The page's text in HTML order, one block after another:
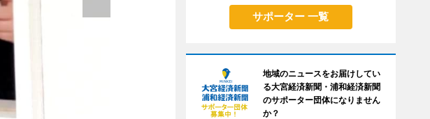
サポーター 一覧
地域のニュースをお届けしてい
る大宮経済新聞・浦和経済新聞
のサポーター団体になりません
か？